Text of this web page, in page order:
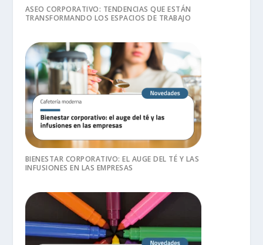
ASEO CORPORATIVO: TENDENCIAS QUE ESTÁN
TRANSFORMANDO LOS ESPACIOS DE TRABAJO
BIENESTAR CORPORATIVO: EL AUGE DEL TÉ Y LAS
INFUSIONES EN LAS EMPRESAS